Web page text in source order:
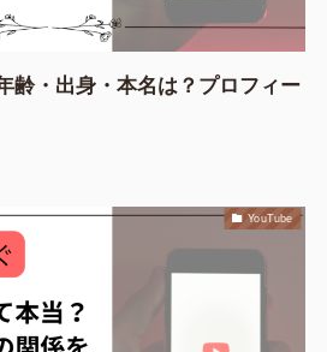
齢・出身・本名は？プロフィー
YouTube